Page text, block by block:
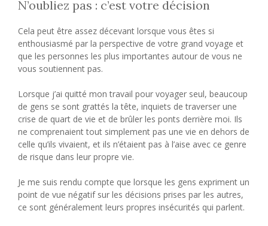
N’oubliez pas : c’est votre décision
Cela peut être assez décevant lorsque vous êtes si
enthousiasmé par la perspective de votre grand voyage et
que les personnes les plus importantes autour de vous ne
vous soutiennent pas.
Lorsque j’ai quitté mon travail pour voyager seul, beaucoup
de gens se sont grattés la tête, inquiets de traverser une
crise de quart de vie et de brûler les ponts derrière moi. Ils
ne comprenaient tout simplement pas une vie en dehors de
celle qu’ils vivaient, et ils n’étaient pas à l’aise avec ce genre
de risque dans leur propre vie.
Je me suis rendu compte que lorsque les gens expriment un
point de vue négatif sur les décisions prises par les autres,
ce sont généralement leurs propres insécurités qui parlent.